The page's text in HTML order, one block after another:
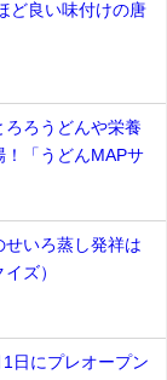
ど良い味付けの唐
ろろうどんや栄養
！「うどんMAPサ
せいろ蒸し発祥は
ズ）
1日にプレオープン